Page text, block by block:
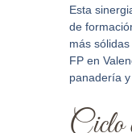
Esta
de
más
FP en
panadería y
Ciclo